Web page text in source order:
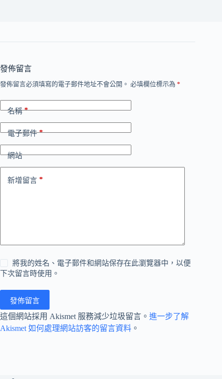
發佈留言
發佈留言必須填寫的電子郵件地址不會公開。 必填欄位標示為 *
名稱*
電子郵件*
網站
新增留言 *
將我的姓名、電子郵件和網站保存在此瀏覽器中，以便
下次留言時使用。
發佈留言
這個網站採用 Akismet 服務減少垃圾留言。 進一步了解
Akismet 如何處理網站訪客的留言資料 。